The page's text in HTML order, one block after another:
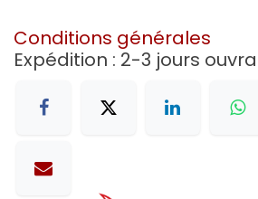
Conditions générales
Expédition : 2-3 jours